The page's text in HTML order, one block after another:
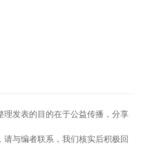
发表的目的在于公益传播，分享
与编者联系，我们核实后积极回